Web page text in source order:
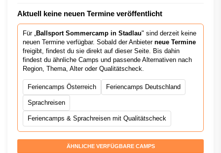
Aktuell keine neuen Termine veröffentlicht
Für „ Ballsport Sommercamp in Stadlau" sind derzeit keine
neuen Termine verfügbar. Sobald der Anbieter neue Termine
freigibt, findest du sie direkt auf dieser Seite. Bis dahin
findest du ähnliche Camps und passende Alternativen nach
Region, Thema, Alter oder Qualitätscheck.
Feriencamps Österreich Feriencamps Deutschland
Sprachreisen
Feriencamps & Sprachreisen mit Qualitätscheck
ÄHNLICHE VERFÜGBARE CAMPS